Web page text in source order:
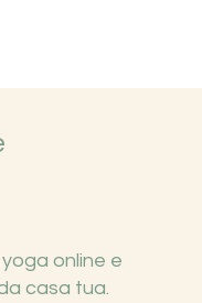
online e
casa tua.